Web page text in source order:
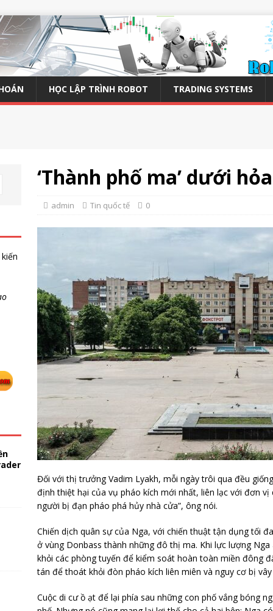
HỌC LẬP TRÌNH ROBOT TRADING SYSTEMS
‘Thành phố ma’ dưới
admin Tin quốc tế 0
Đối với thị trưởng Vadim Lyakh, mỗi ngày trôi qua đều
định thiệt hại của vụ pháo kích mới nhất, liên lạc với đơn
người bị đạn pháo phá hủy nhà cửa”, ông nói.
Chiến dịch quân sự của Nga, với chiến thuật tận dụng tối
ở vùng Donbass thành những đô thị ma. Khi lực lượng
khỏi các phòng tuyến để kiểm soát hoàn toàn miền đông
tán để thoát khỏi đòn pháo kích liên miên và nguy cơ bị
Cuộc di cư ồ ạt để lại phía sau những con phố vắng bóng